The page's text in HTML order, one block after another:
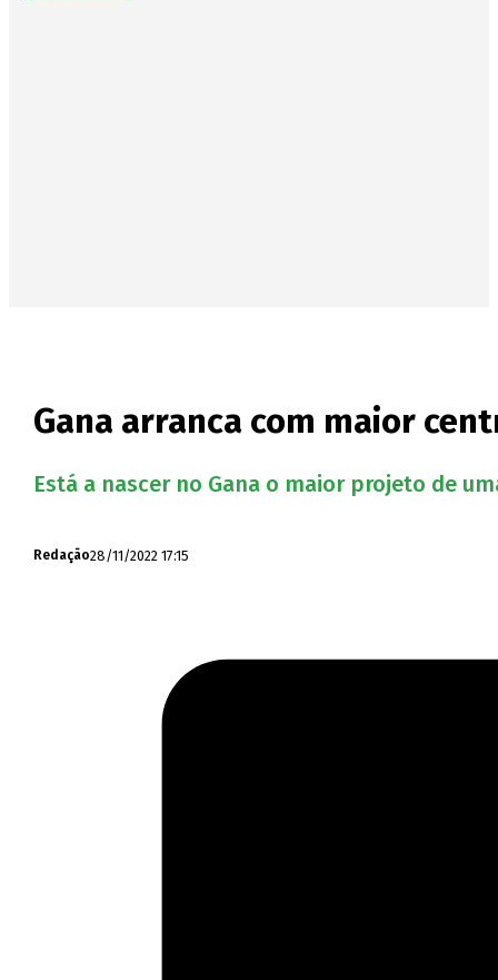
Gana arranca com maior
Está a nascer no Gana o maior projeto de
Redação28/11/2022 17:15